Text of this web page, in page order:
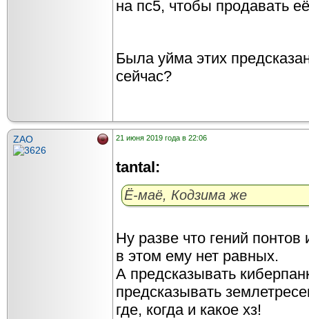
на пс5, чтобы продавать
Была уйма этих
сейчас?
ZAO 21 июня 2019 года в 22:06
tantal:
Ё-маё, Кодзима же
Ну разве что гений
в этом ему нет равных.
А предсказывать
предсказывать
где, когда и какое хз!